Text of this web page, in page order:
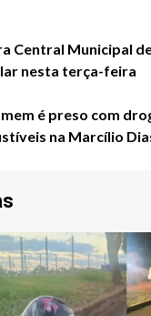
Central Municipal
nesta terça-feira
é preso com
na Marcílio